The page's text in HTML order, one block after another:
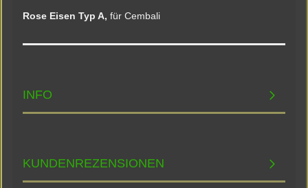
Rose Eisen Typ A, für Cembali
INFO
KUNDENREZENSIONEN